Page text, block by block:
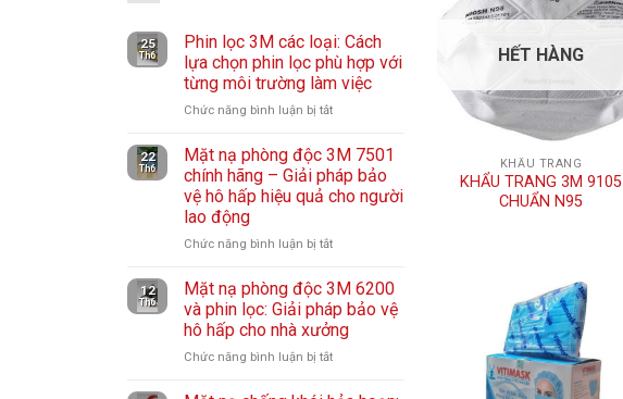
25
Th6
Phin lọc 3M các loại: Cách
lựa chọn phin lọc phù hợp với
từng môi trường làm việc
Chức năng bình luận bị tắt
lọc
3M
các
chọn
phin
lọc
với
22
Th6
Mặt nạ phòng độc 3M 7501
chính hãng – Giải pháp bảo
vệ hô hấp hiệu quả cho người
lao động
Chức năng bình luận bị tắt
nạ
phòng
độc
12
Th6
Mặt nạ phòng độc 3M 6200
và phin lọc: Giải pháp bảo vệ
hô hấp cho nhà xưởng
Chức năng bình luận bị tắt
HẾT HÀNG
KHẨU TRANG
KHẨU TRANG 3M 9105
CHUẨN N95